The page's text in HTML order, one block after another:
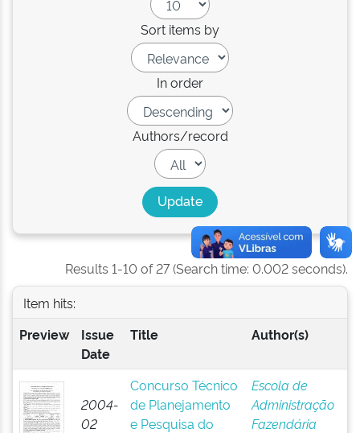
Sort items by
In order
Authors/record
Results 1-10 of 27 (Search time: 0.002 seconds).
Item hits:
Preview
Issue
Date
Title Author(s)
2004-
02
Concurso Técnico
de Planejamento
e Pesquisa do
Escola de
Administração
Fazendária